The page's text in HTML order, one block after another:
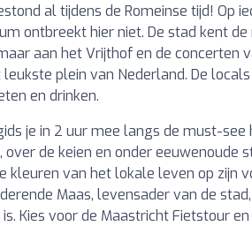
al tijdens de Romeinse tijd! Op
ontbreekt hier niet. De stad kent
aan het Vrijthof en de concerten
plein van Nederland. De
en drinken.
je in 2 uur mee langs de must-
de keien en onder eeuwenoude
kleuren van het lokale leven op zijn
Maas, levensader van de
Kies voor de Maastricht Fietstour